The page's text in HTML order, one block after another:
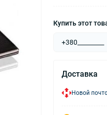
Купить этот
Доставка
Новой